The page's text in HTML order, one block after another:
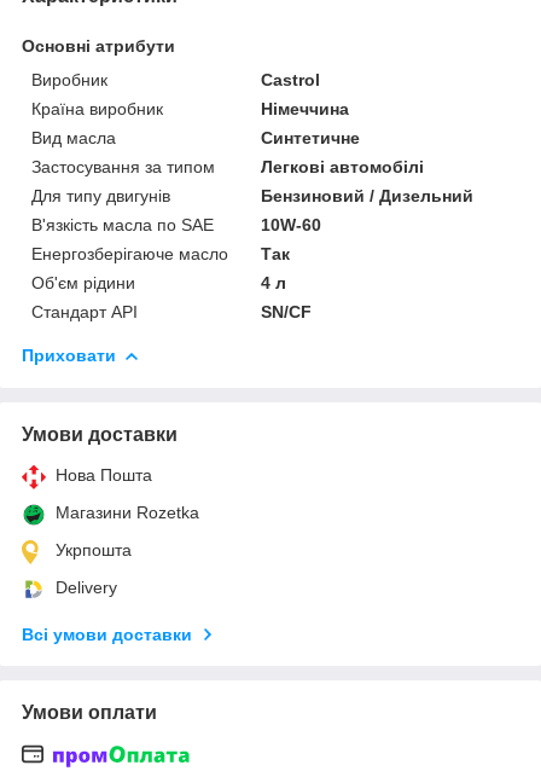
Основні атрибути
Виробник
Castrol
Країна виробник
Німеччина
Вид масла
Синтетичне
Застосування за типом
Легкові автомобілі
Для типу двигунів
Бензиновий / Дизельний
В'язкість масла по SAE
10W-60
Енергозберігаюче масло
Так
Об'єм рідини
4 л
Стандарт API
SN/CF
Приховати
Умови доставки
Нова Пошта
Магазини Rozetka
Укрпошта
Delivery
Всі умови доставки
Умови оплати